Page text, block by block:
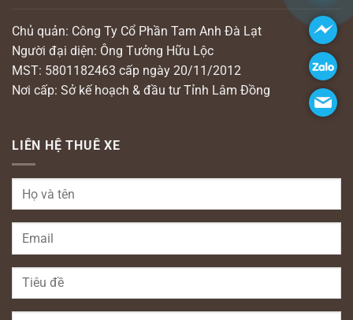
Chủ quản: Công Ty Cổ Phần Tam Anh Đà Lạt
Người đại diện: Ông Tưởng Hữu Lộc
MST: 5801182463 cấp ngày 20/11/2012
Nơi cấp: Sở kế hoạch & đầu tư Tỉnh Lâm Đồng
LIÊN HỆ THUÊ XE